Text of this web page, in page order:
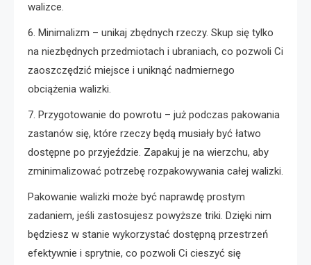
walizce.
6. Minimalizm – unikaj zbędnych rzeczy. Skup się tylko
na niezbędnych przedmiotach i ubraniach, co pozwoli Ci
zaoszczędzić miejsce i uniknąć nadmiernego
obciążenia walizki.
7. Przygotowanie do powrotu – już podczas pakowania
zastanów się, które rzeczy będą musiały być łatwo
dostępne po przyjeździe. Zapakuj je na wierzchu, aby
zminimalizować potrzebę rozpakowywania całej walizki.
Pakowanie walizki może być naprawdę prostym
zadaniem, jeśli zastosujesz powyższe triki. Dzięki nim
będziesz w stanie wykorzystać dostępną przestrzeń
efektywnie i sprytnie, co pozwoli Ci cieszyć się